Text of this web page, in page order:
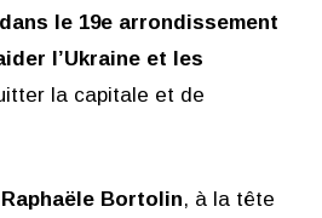
le 19e arrondissement
l’Ukraine et les
la capitale et de
Raphaële Bortolin, à la tête